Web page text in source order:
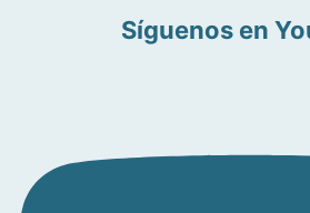
Síguenos en